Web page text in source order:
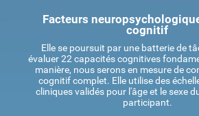
Facteurs
cognitif
Elle se poursuit par une batterie de
évaluer 22 capacités cognitives
manière, nous serons en mesure de
cognitif complet. Elle utilise des
cliniques validés pour l'âge et le sexe
participant.